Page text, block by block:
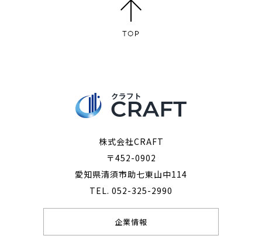
株式会社CRAFT
〒452-0902
愛知県清須市助七東山中114
TEL. 052-325-2990
企業情報